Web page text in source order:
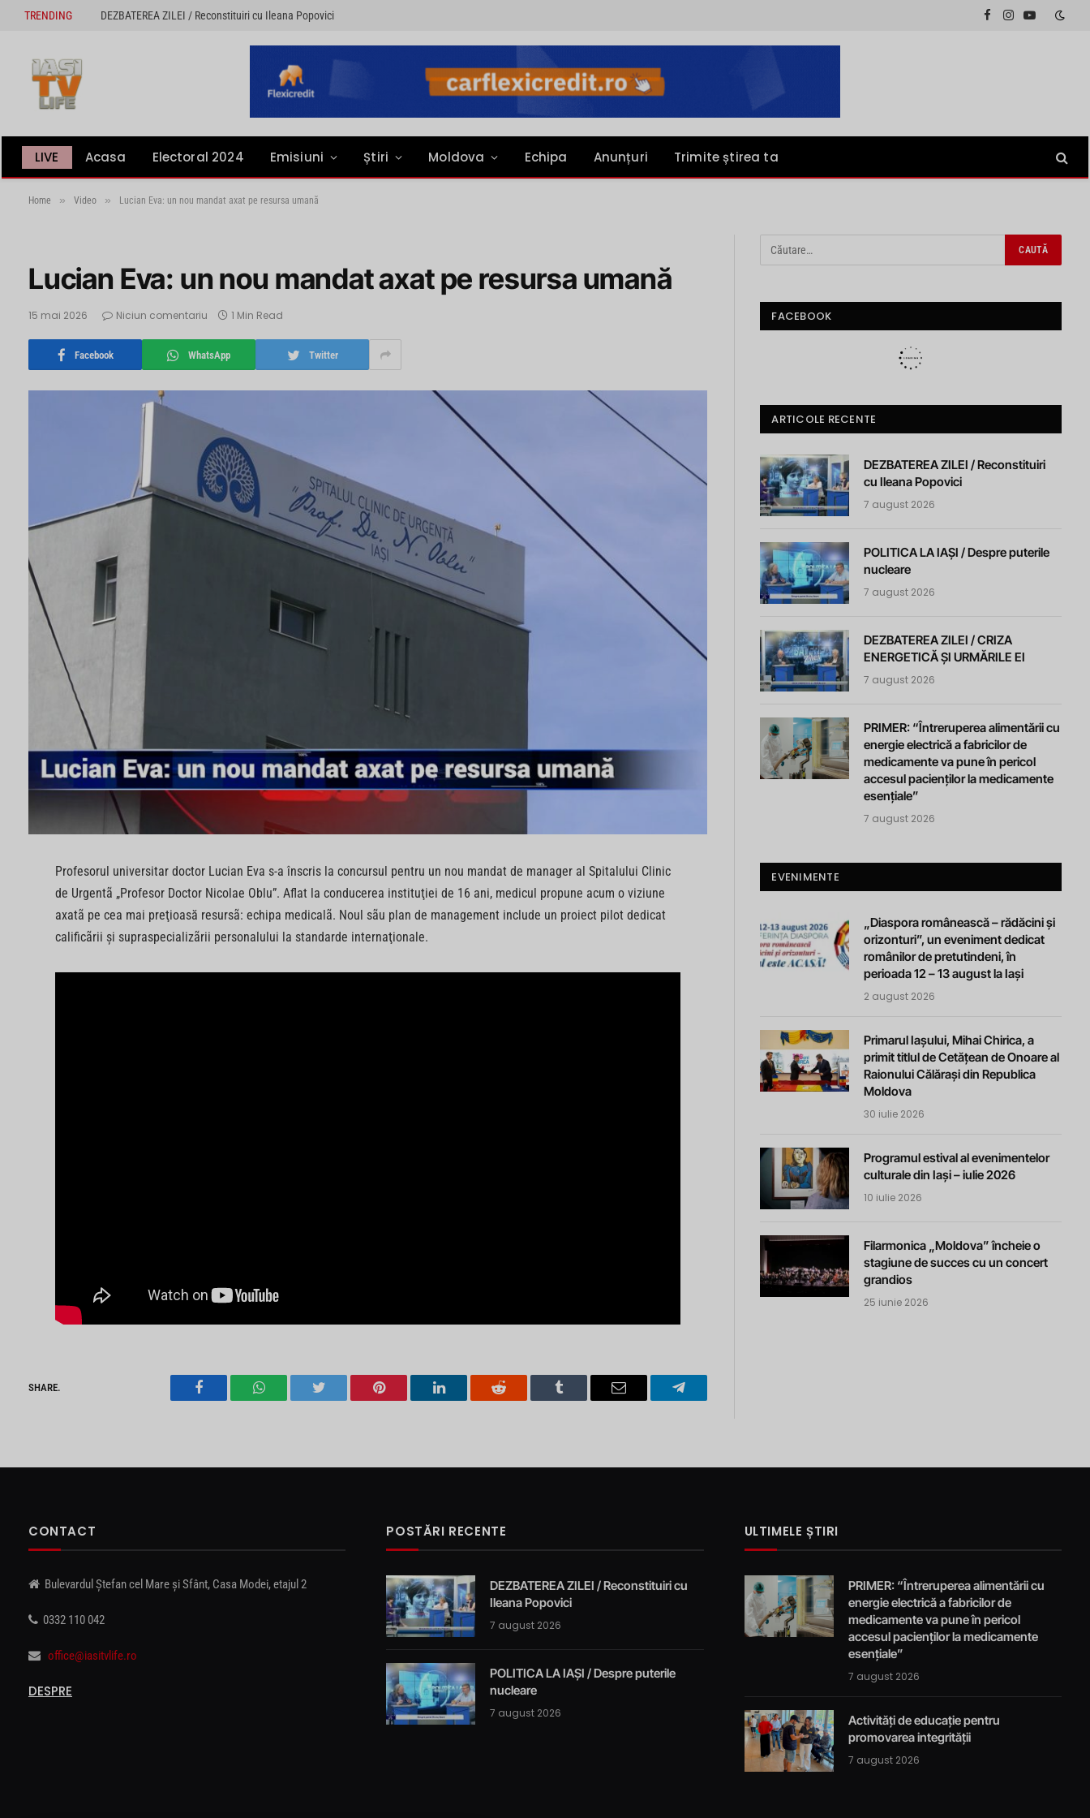
TRENDING DEZBATEREA ZILEI / Reconstituiri cu Ileana Popovici
Facebook
InstagramYouTube
LIVE Acasa Electoral 2024 Emisiuni Știri Moldova Echipa Anunțuri Trimite știrea ta
Home » Video » Lucian Eva: un nou mandat axat pe resursa umană
Lucian Eva: un nou mandat axat pe resursa umană
15 mai 2026 Niciun comentariu 1 Min Read
Facebook WhatsApp Twitter
Profesorul universitar doctor Lucian Eva s-a înscris la concursul pentru un nou mandat de manager al Spitalului Clinic
de Urgentã „Profesor Doctor Nicolae Oblu”. Aflat la conducerea instituţiei de 16 ani, medicul propune acum o viziune
axatã pe cea mai preţioasă resursã: echipa medicalã. Noul sãu plan de management include un proiect pilot dedicat
calificãrii şi supraspecializãrii personalului la standarde internaţionale.
SHARE.
Facebook WhatsAppTwitter Pinterest LinkedIn Reddit Tumblr Email Telegram
FACEBOOK
ARTICOLE RECENTE
DEZBATEREA ZILEI / Reconstituiri
cu Ileana Popovici
7 august 2026
POLITICA LA IAȘI / Despre puterile
nucleare
7 august 2026
DEZBATEREA ZILEI / CRIZA
ENERGETICĂ ȘI URMĂRILE EI
7 august 2026
PRIMER: “Întreruperea alimentării cu
energie electrică a fabricilor de
medicamente va pune în pericol
accesul pacienților la medicamente
esențiale”
7 august 2026
EVENIMENTE
„Diaspora românească – rădăcini și
orizonturi”, un eveniment dedicat
românilor de pretutindeni, în
perioada 12 – 13 august la Iași
2 august 2026
Primarul Iașului, Mihai Chirica, a
primit titlul de Cetățean de Onoare al
Raionului Călărași din Republica
Moldova
30 iulie 2026
Programul estival al evenimentelor
culturale din Iași – iulie 2026
10 iulie 2026
Filarmonica „Moldova” încheie o
stagiune de succes cu un concert
grandios
25 iunie 2026
CONTACT
Bulevardul Ștefan cel Mare și Sfânt, Casa Modei, etajul 2
0332 110 042
office@iasitvlife.ro
DESPRE
POSTĂRI RECENTE
DEZBATEREA ZILEI / Reconstituiri cu
Ileana Popovici
7 august 2026
POLITICA LA IAȘI / Despre puterile
nucleare
7 august 2026
ULTIMELE ȘTIRI
PRIMER: “Întreruperea alimentării cu
energie electrică a fabricilor de
medicamente va pune în pericol
accesul pacienților la medicamente
esențiale”
7 august 2026
Activități de educație pentru
promovarea integrității
7 august 2026